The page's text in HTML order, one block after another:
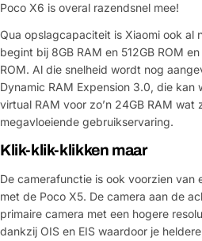
Poco X6 is overal razendsnel mee!
Qua opslagcapaciteit is Xiaomi ook al
begint bij 8GB RAM en 512GB ROM
ROM. Al die snelheid wordt nog
Dynamic RAM Expension 3.0, die kan
virtual RAM voor zo’n 24GB RAM wat
megavloeiende gebruikservaring.
Klik-klik-klikken maar
De camerafunctie is ook voorzien van
met de Poco X5. De camera aan de
primaire camera met een hogere
dankzij OIS en EIS waardoor je
Stel een
Jouw
naam